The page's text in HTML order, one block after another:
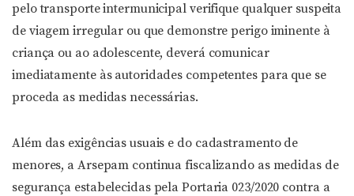
pelo transporte intermunicipal verifique qualquer suspeita
de viagem irregular ou que demonstre perigo iminente à
criança ou ao adolescente, deverá comunicar
imediatamente às autoridades competentes para que se
proceda as medidas necessárias.
Além das exigências usuais e do cadastramento de
menores, a Arsepam continua fiscalizando as medidas de
segurança estabelecidas pela Portaria 023/2020 contra a